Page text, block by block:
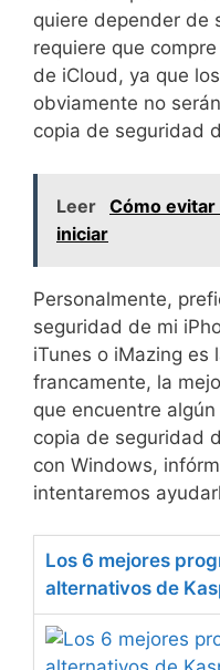
quiere depender de
requiere que
de iCloud, ya que
obviamente no
copia de seguridad
Leer Cómo evitar
iniciar
Personalmente,
seguridad de mi
iTunes o iMazing es
francamente, la
que encuentre
copia de seguridad
con Windows,
intentaremos
Los 6 mejores
alternativos de